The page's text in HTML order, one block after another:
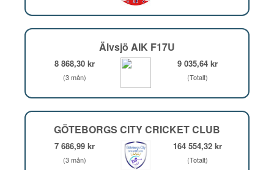
Älvsjö AIK F17U
8 868,30 kr
(3 mån)
9 035,64 kr
(Totalt)
GÖTEBORGS CITY CRICKET CLUB
7 686,99 kr
(3 mån)
164 554,32 kr
(Totalt)